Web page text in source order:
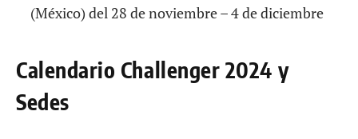
(México) del 28 de noviembre – 4 de diciembre
Calendario Challenger 2024 y
Sedes